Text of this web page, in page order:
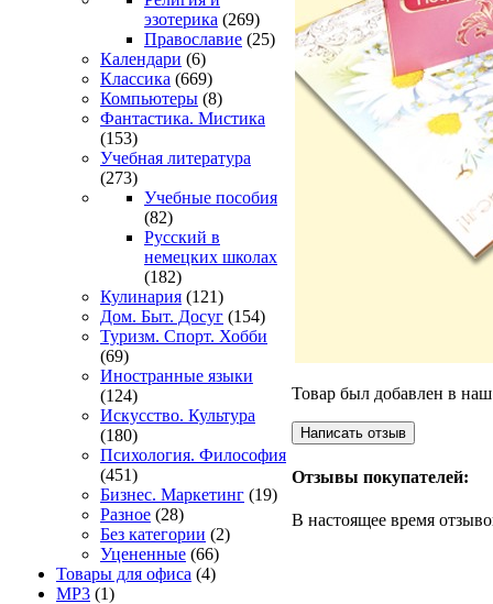
эзотерика (269)
Православие (25)
Календари (6)
Классика (669)
Компьютеры (8)
Фантастика. Мистика
(153)
Учебная литература
(273)
Учебные пособия
(82)
Русский в
немецких школах
(182)
Кулинария (121)
Дом. Быт. Досуг (154)
Туризм. Спорт. Хобби
(69)
Иностранные языки
(124)
Искусство. Культура
(180)
Психология. Философия
(451)
Бизнес. Маркетинг (19)
Разное (28)
Без категории (2)
Уцененные (66)
Товары для офиса (4)
MP3 (1)
Товар был добавлен в
Отзывы покупателей:
В настоящее время